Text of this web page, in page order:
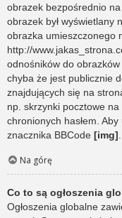
obrazek bezpośrednio
obrazek był wyświetlany
obrazka umieszczonego
http://
odnośników do
chyba że jest publicznie
znajdujących się na
np. skrzynki pocztowe
chronionych hasłem.
znacznika BBCode [img].
Na górę
Co to są ogłoszenia
Ogłoszenia globalne